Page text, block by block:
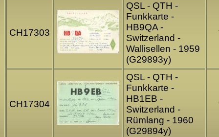
CH17303
QSL - QTH -
Funkkarte -
HB9QA -
Switzerland -
Wallisellen - 1959
(G29893y)
CH17304
QSL - QTH -
Funkkarte -
HB1EB -
Switzerland -
Rümlang - 1960
(G29894y)